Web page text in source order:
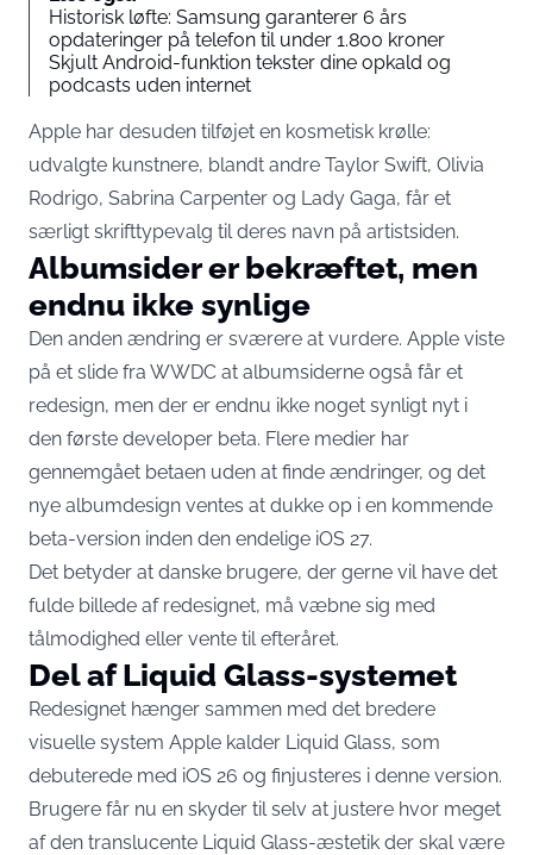
Historisk løfte: Samsung garanterer 6 års
opdateringer på telefon til under 1.800 kroner
Skjult Android-funktion tekster dine opkald og
podcasts uden internet
Apple har desuden tilføjet en kosmetisk krølle:
udvalgte kunstnere, blandt andre Taylor Swift, Olivia
Rodrigo, Sabrina Carpenter og Lady Gaga, får et
særligt skrifttypevalg til deres navn på artistsiden.
Albumsider er bekræftet, men
endnu ikke synlige
Den anden ændring er sværere at vurdere. Apple viste
på et slide fra WWDC at albumsiderne også får et
redesign, men der er endnu ikke noget synligt nyt i
den første developer beta. Flere medier har
gennemgået betaen uden at finde ændringer, og det
nye albumdesign ventes at dukke op i en kommende
beta-version inden den endelige iOS 27.
Det betyder at danske brugere, der gerne vil have det
fulde billede af redesignet, må væbne sig med
tålmodighed eller vente til efteråret.
Del af Liquid Glass-systemet
Redesignet hænger sammen med det bredere
visuelle system Apple kalder Liquid Glass, som
debuterede med iOS 26 og finjusteres i denne version.
Brugere får nu en skyder til selv at justere hvor meget
af den translucente Liquid Glass-æstetik der skal være